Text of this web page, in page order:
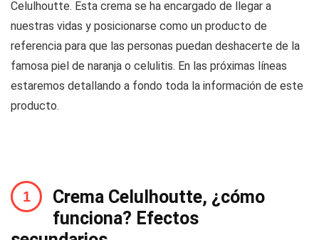
Celulhoutte. Esta crema se ha encargado de llegar a
nuestras vidas y posicionarse como un producto de
referencia para que las personas puedan deshacerte de la
famosa piel de naranja o celulitis. En las próximas líneas
estaremos detallando a fondo toda la información de este
producto.
Crema Celulhoutte, ¿cómo
funciona? Efectos